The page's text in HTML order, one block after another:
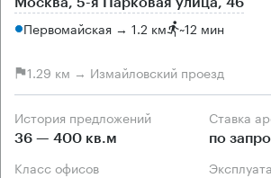
Первомайская → 1.2 км ~12 мин
1.29 км → Измайловский проезд
История предложений
36 — 400 кв.м
Ставка
по
Класс офисов